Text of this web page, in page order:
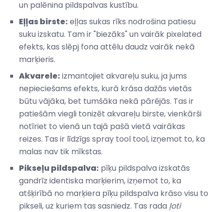
un palēnina pildspalvas kustību.
Eļļas birste: eļļas sukas rīks nodrošina patiesu
suku izskatu. Tam ir "biezāks" un vairāk pixelated
efekts, kas slēpj fona attēlu daudz vairāk nekā
marķieris.
Akvarele: izmantojiet akvareļu suku, ja jums
nepieciešams efekts, kurā krāsa dažās vietās
būtu vājāka, bet tumšāka nekā pārējās. Tas ir
patiešām viegli tonizēt akvareļu birste, vienkārši
notīriet to vienā un tajā pašā vietā vairākas
reizes. Tas ir līdzīgs spray tool tool, izņemot to, ka
malas nav tik mīkstas.
Pikseļu pildspalva: pīķu pildspalva izskatās
gandrīz identiska marķierim, izņemot to, ka
atšķirībā no marķiera pīķu pildspalva krāso visu to
pikseli, uz kuriem tas sasniedz. Tas rada ļoti